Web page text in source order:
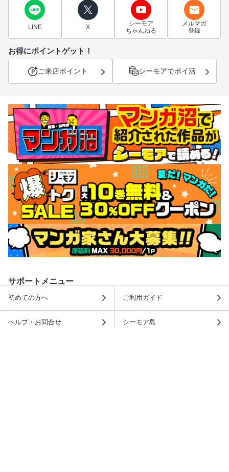
LINE X
シーモア
ちゃんねる
メルマガ
登録
お得にポイントゲット！
ご来店ポイント シーモアでポイ活
サポートメニュー
初めての方へ ご利用ガイド
ヘルプ・お問合せ シーモア島